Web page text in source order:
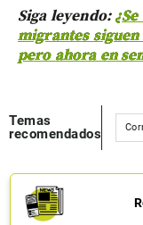
Siga leyendo:
migrantes
pero ahora en
Temas
recomendados